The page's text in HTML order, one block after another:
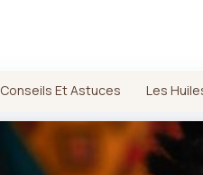
Conseils Et Astuces Les